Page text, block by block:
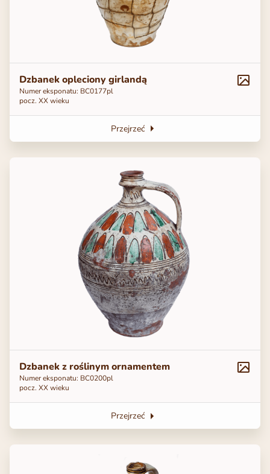
Dzbanek opleciony girlandą
Numer eksponatu: ВС0177pl
pocz. XX wieku
Przejrzeć
Dzbanek z roślinym ornamentem
Numer eksponatu: ВС0200pl
pocz. XX wieku
Przejrzeć